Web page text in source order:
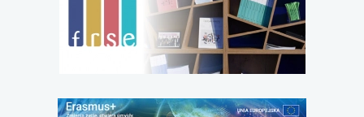
w
nowej
karcie